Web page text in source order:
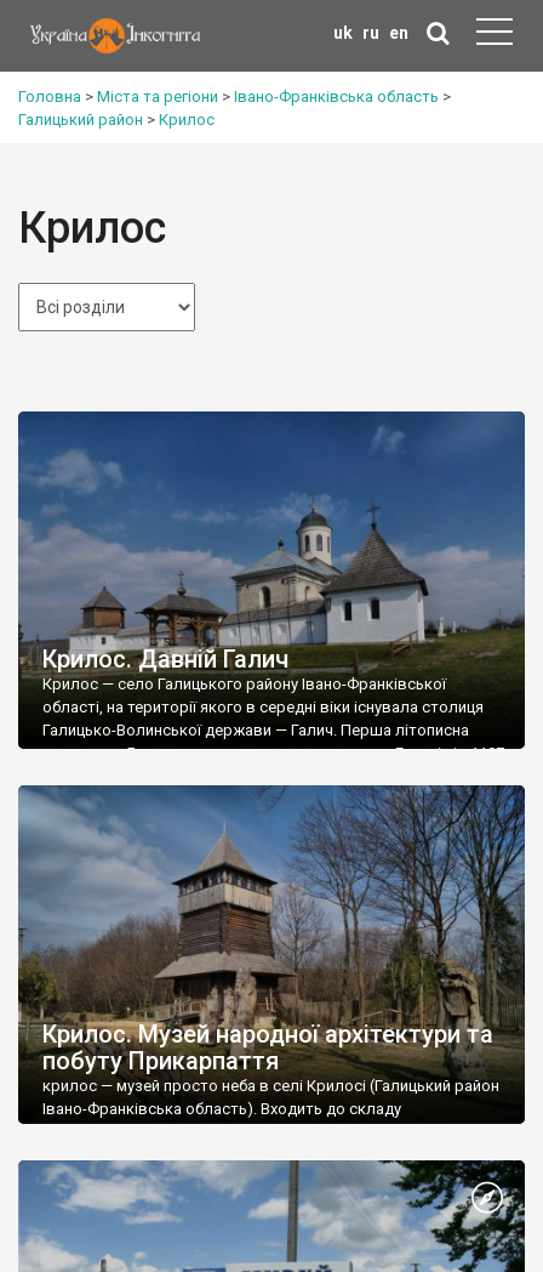
uk ru en
Головна > Міста та регіони > Івано-Франківська область >
Галицький район > Крилос
Крилос
Крилос. Давній Галич
Крилос — село Галицького району Івано-Франківської
області, на території якого в середні віки існувала столиця
Галицько-Волинської держави — Галич. Перша літописна
згадка про Богородичну катедральну церкву в Галичі під 1187
Володимировича (Осмомисла), який у житті «к церковному
чину сам приходя и строя добре крилос», пов’язана з
гіпотезою […]
Крилос. Музей народної архітектури та
побуту Прикарпаття
крилос — музей просто неба в селі Крилосі (Галицький район
Івано-Франківська область). Входить до складу
кінця XVII — початку XX ст. Заснований у 1979 році. Музей
розташований на території давнього городища, на першій
лінії оборонних валів, навпроти урочища Прокаліїв сад, при
автошляху […]